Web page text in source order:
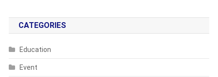
CATEGORIES
Education
Event